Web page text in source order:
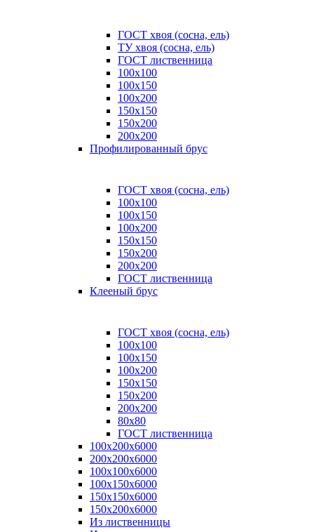
ГОСТ хвоя (сосна, ель)
ТУ хвоя (сосна, ель)
ГОСТ лиственница
100х100
100х150
100х200
150х150
150х200
200х200
Профилированный брус
ГОСТ хвоя (сосна, ель)
100x100
100x150
100x200
150x150
150x200
200x200
ГОСТ лиственница
Клееный брус
ГОСТ хвоя (сосна, ель)
100x100
100x150
100x200
150x150
150x200
200x200
80х80
ГОСТ лиственница
100х200х6000
200х200х6000
100х100х6000
100х150х6000
150х150х6000
150х200х6000
Из лиственницы